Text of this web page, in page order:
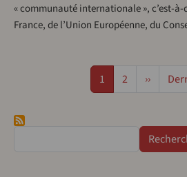
« communauté internationale », c’est-
France, de l’Union Européenne, du
Page
1 Page
2 Page
››